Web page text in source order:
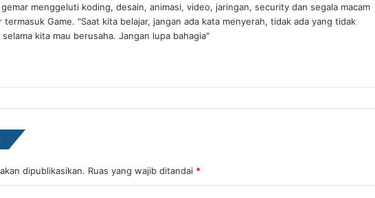
menggeluti koding, desain, animasi, video, jaringan, security dan segala macam
Game. "Saat kita belajar, jangan ada kata menyerah, tidak ada yang tidak
kita mau berusaha. Jangan lupa bahagia"
dipublikasikan. Ruas yang wajib ditandai *